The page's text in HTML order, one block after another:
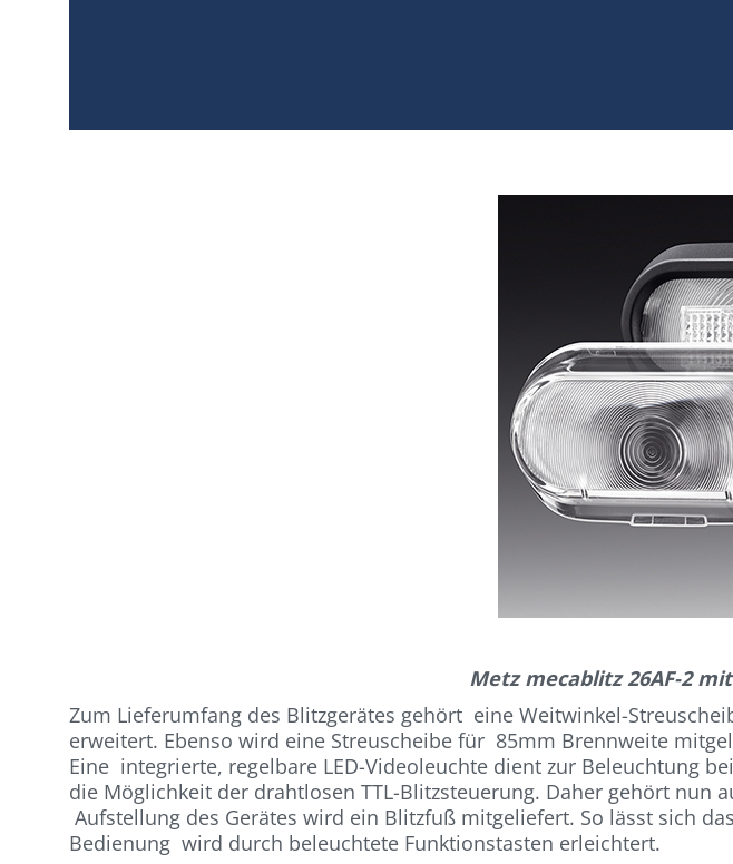
Metz mecablitz 26AF-2
Zum Lieferumfang des Blitzgerätes gehört eine Weitwinkel-
erweitert. Ebenso wird eine Streuscheibe für 85mm Brennweite
Eine integrierte, regelbare LED-Videoleuchte dient zur Beleuchtung
die Möglichkeit der drahtlosen TTL-Blitzsteuerung. Daher gehört nun
Aufstellung des Gerätes wird ein Blitzfuß mitgeliefert. So lässt sich
Bedienung wird durch beleuchtete Funktionstasten erleichtert.